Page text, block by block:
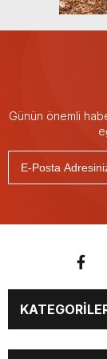
Günün önemli
GÜNDEM